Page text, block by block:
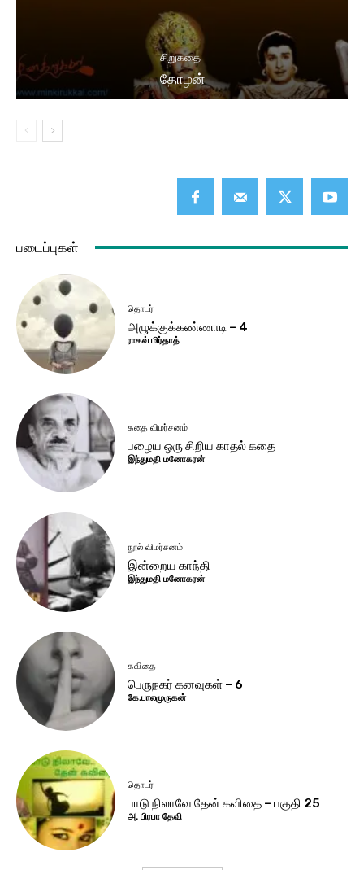
சிறுகதை
தோழன்
படைப்புகள்
தொடர்
அழுக்குக்கண்ணாடி – 4
ராகவ் மிர்தாத்
கதை விமர்சனம்
பழைய ஒரு சிறிய காதல் கதை
இந்துமதி மனோகரன்
நூல் விமர்சனம்
இன்றைய காந்தி
இந்துமதி மனோகரன்
கவிதை
பெருநகர் கனவுகள் – 6
கே.பாலமுருகன்
தொடர்
பாடு நிலாவே தேன் கவிதை – பகுதி 25
அ. பிரபா தேவி